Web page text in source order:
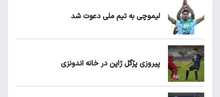
لیموچی به تیم ملی دعوت شد
پیروزی پرُگل ژاپن در خانه اندونزی